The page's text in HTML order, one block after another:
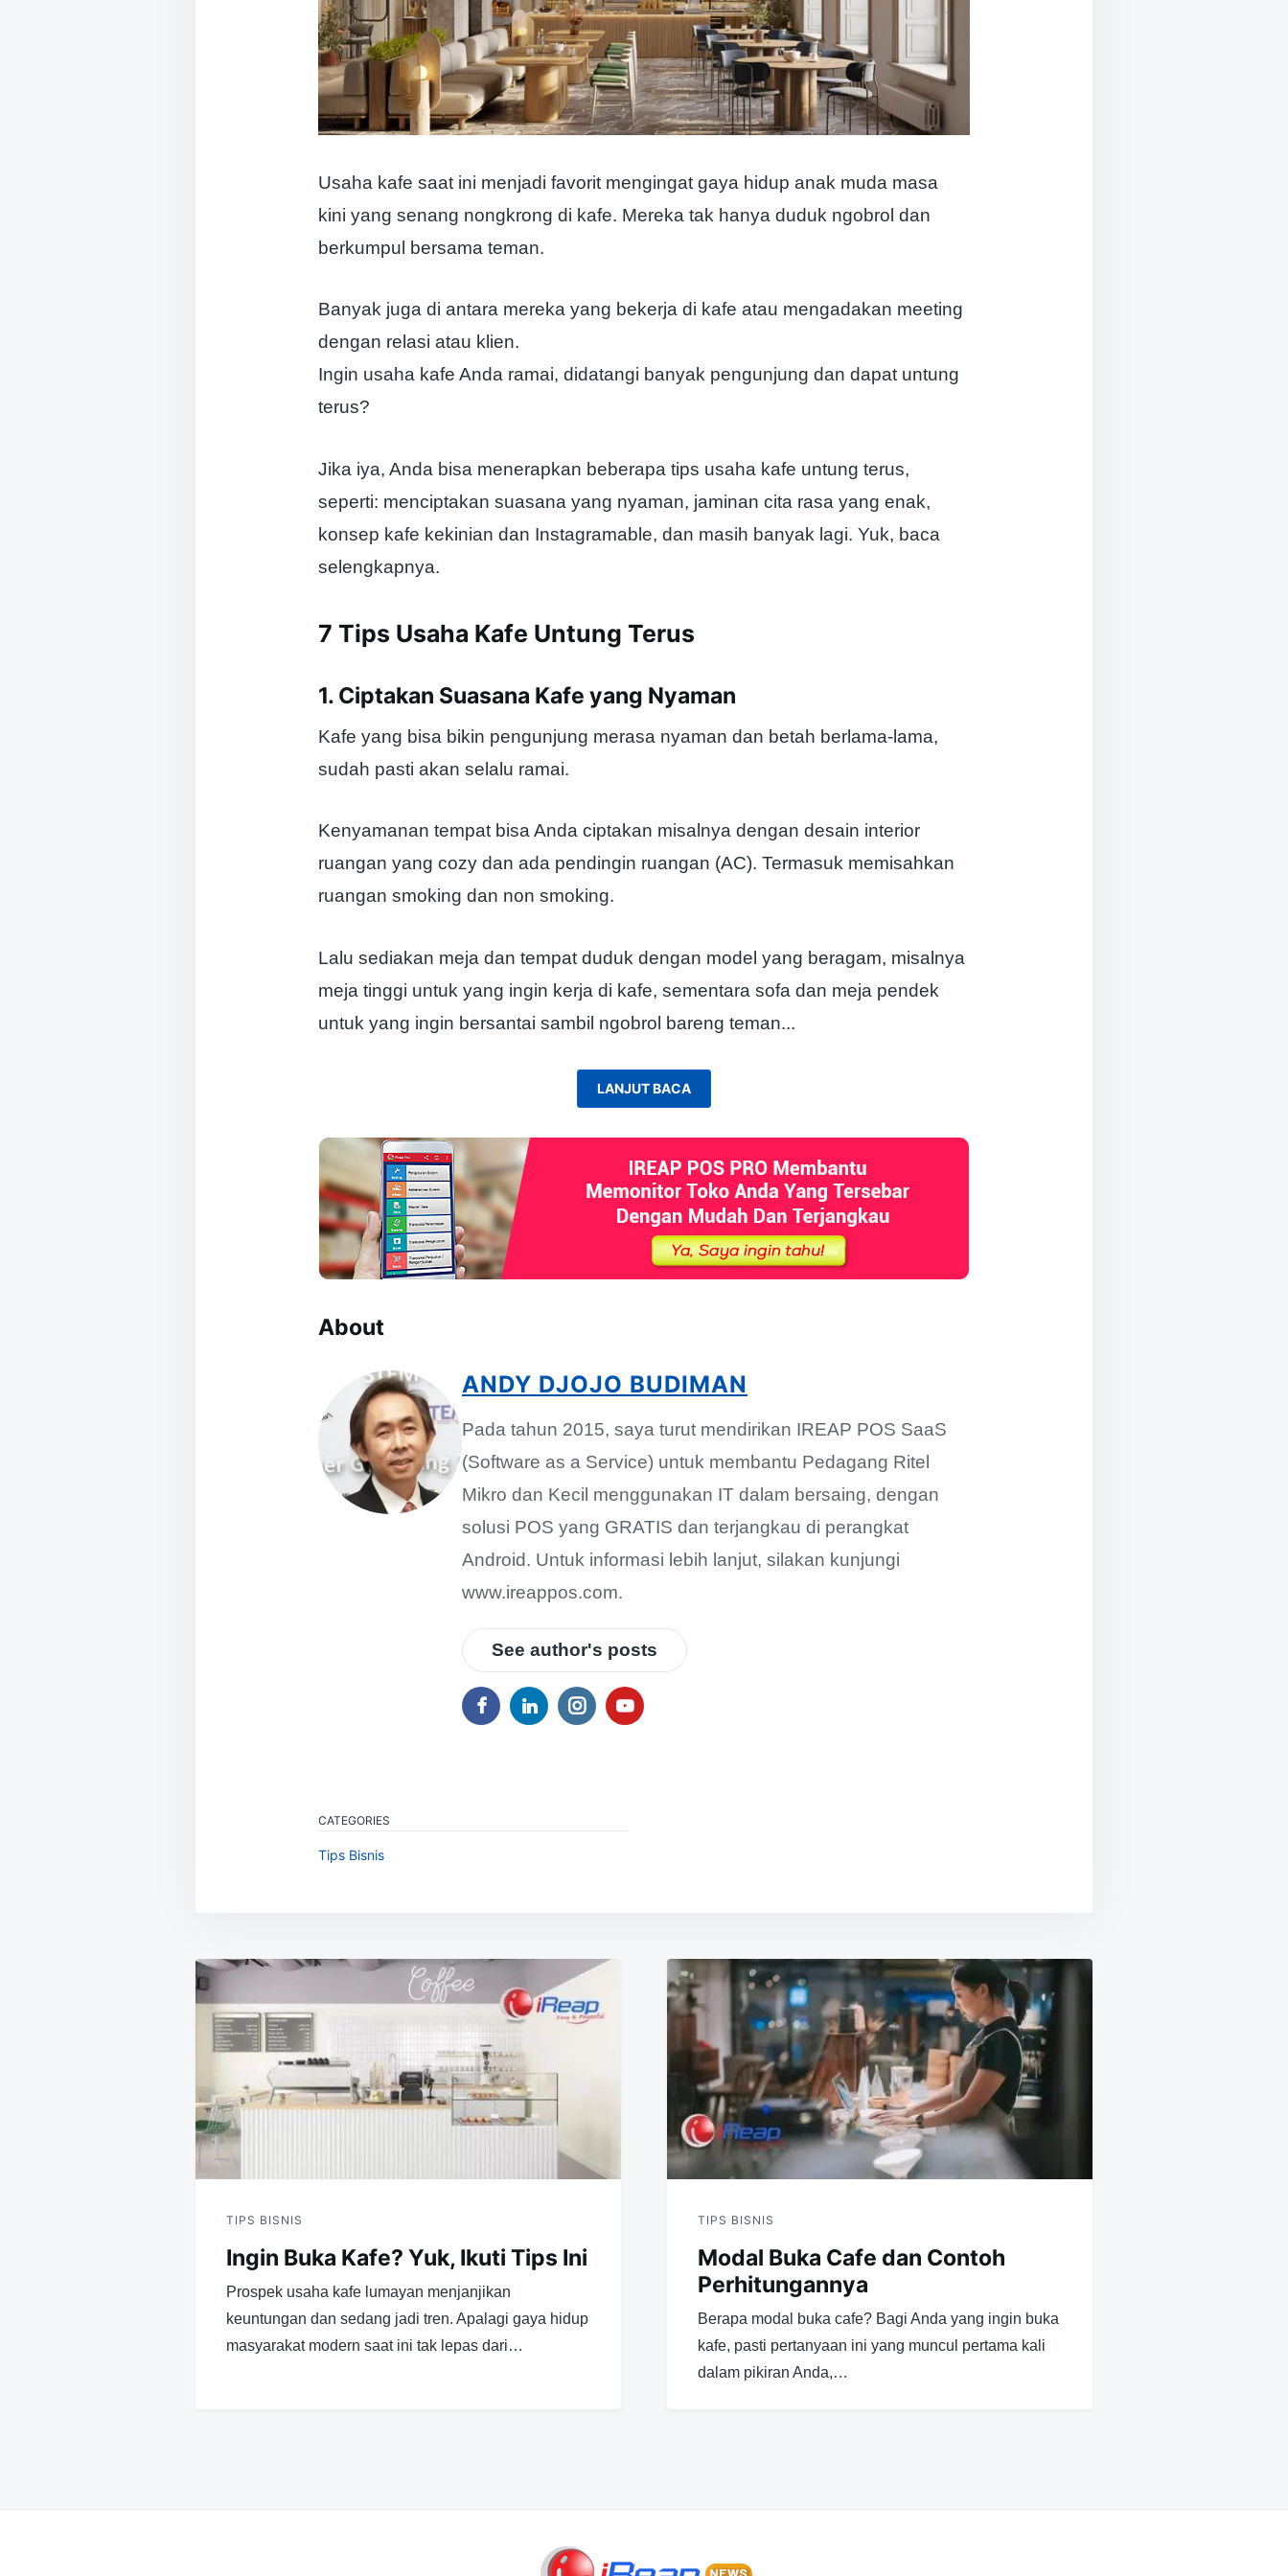
Usaha kafe saat ini menjadi favorit mengingat gaya hidup anak muda masa
kini yang senang nongkrong di kafe. Mereka tak hanya duduk ngobrol dan
berkumpul bersama teman.
Banyak juga di antara mereka yang bekerja di kafe atau mengadakan meeting
dengan relasi atau klien.
Ingin usaha kafe Anda ramai, didatangi banyak pengunjung dan dapat untung
terus?
Jika iya, Anda bisa menerapkan beberapa tips usaha kafe untung terus,
seperti: menciptakan suasana yang nyaman, jaminan cita rasa yang enak,
konsep kafe kekinian dan Instagramable, dan masih banyak lagi. Yuk, baca
selengkapnya.
7 Tips Usaha Kafe Untung Terus
1. Ciptakan Suasana Kafe yang Nyaman
Kafe yang bisa bikin pengunjung merasa nyaman dan betah berlama-lama,
sudah pasti akan selalu ramai.
Kenyamanan tempat bisa Anda ciptakan misalnya dengan desain interior
ruangan yang cozy dan ada pendingin ruangan (AC). Termasuk memisahkan
ruangan smoking dan non smoking.
Lalu sediakan meja dan tempat duduk dengan model yang beragam, misalnya
meja tinggi untuk yang ingin kerja di kafe, sementara sofa dan meja pendek
untuk yang ingin bersantai sambil ngobrol bareng teman...
LANJUT BACA
About
ANDY DJOJO BUDIMAN
Pada tahun 2015, saya turut mendirikan IREAP POS SaaS
(Software as a Service) untuk membantu Pedagang Ritel
Mikro dan Kecil menggunakan IT dalam bersaing, dengan
solusi POS yang GRATIS dan terjangkau di perangkat
Android. Untuk informasi lebih lanjut, silakan kunjungi
www.ireappos.com.
See author's posts
CATEGORIES
Tips Bisnis
pos
TIPS BISNIS
Ingin Buka Kafe? Yuk, Ikuti Tips Ini
Prospek usaha kafe lumayan menjanjikan
keuntungan dan sedang jadi tren. Apalagi gaya hidup
masyarakat modern saat ini tak lepas dari…
TIPS BISNIS
Modal Buka Cafe dan Contoh
Perhitungannya
Berapa modal buka cafe? Bagi Anda yang ingin buka
kafe, pasti pertanyaan ini yang muncul pertama kali
dalam pikiran Anda,…